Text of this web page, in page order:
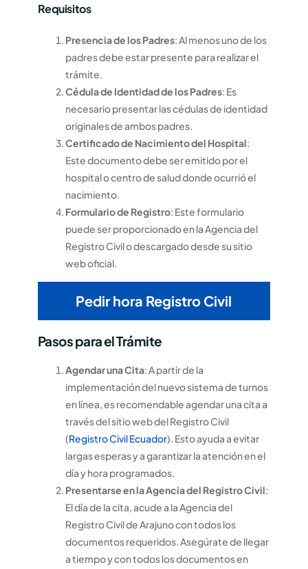
Requisitos
Presencia de los Padres: Al menos uno de los
padres debe estar presente para realizar el
trámite.
Cédula de Identidad de los Padres: Es
necesario presentar las cédulas de identidad
originales de ambos padres.
Certificado de Nacimiento del Hospital:
Este documento debe ser emitido por el
hospital o centro de salud donde ocurrió el
nacimiento.
Formulario de Registro: Este formulario
puede ser proporcionado en la Agencia del
Registro Civil o descargado desde su sitio
web oficial.
Pedir hora Registro Civil
Pasos para el Trámite
Agendar una Cita: A partir de la
implementación del nuevo sistema de turnos
en línea, es recomendable agendar una cita a
través del sitio web del Registro Civil
(Registro Civil Ecuador). Esto ayuda a evitar
largas esperas y a garantizar la atención en el
día y hora programados.
Presentarse en la Agencia del Registro Civil:
El día de la cita, acude a la Agencia del
Registro Civil de Arajuno con todos los
documentos requeridos. Asegúrate de llegar
a tiempo y con todos los documentos en